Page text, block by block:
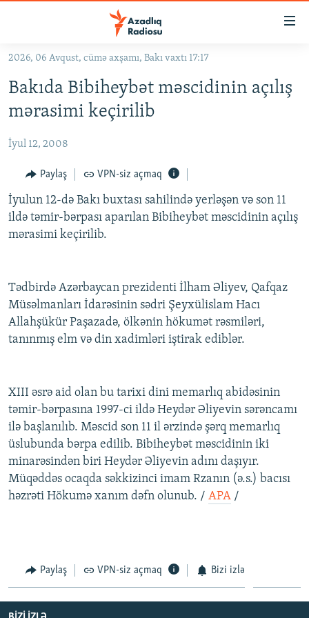
Əsas
qayıt
Əsas
qayıt
#ƏSLINDƏ
FƏRQƏ BAX
QANUNI DOĞRU
ARAŞDIRMA
FOTOQALEREYA
İNFOQRAFIKA
KARIKATURA
OXU ZALI
AZƏRBAYCAN ƏDƏBIYYATI KITABXANASI
İSLAM VƏ DEMOKRATIYA
HAQQIMIZDA
MISSIYAMIZ
PEŞƏ ETIKASI VƏ JURNALISTIKA STANDARTLARIMIZ
AZADLIQRADIOSU MOBIL TELEFONUNUZDA
BIZIMLƏ ƏLAQƏ
XƏBƏR BÜLLETENLƏRIMIZ
RFE/RL-in bütün saytları
2026, 06 Avqust, cümə axşamı, Bakı vaxtı 17:17
Bakıda Bibiheybət məscidinin açılış
mərasimi keçirilib
İyul 12, 2008
Paylaş VPN-siz açmaq
İyulun 12-də Bakı buxtası sahilində yerləşən və son 11
ildə təmir-bərpası aparılan Bibiheybət məscidinin açılış
mərasimi keçirilib.
Tədbirdə Azərbaycan prezidenti İlham Əliyev, Qafqaz
Müsəlmanları İdarəsinin sədri Şeyxülislam Hacı
Allahşükür Paşazadə, ölkənin hökumət rəsmiləri,
tanınmış elm və din xadimləri iştirak ediblər.
XIII əsrə aid olan bu tarixi dini memarlıq abidəsinin
təmir-bərpasına 1997-ci ildə Heydər Əliyevin sərəncamı
ilə başlanılıb. Məscid son 11 il ərzində şərq memarlıq
üslubunda bərpa edilib. Bibiheybət məscidinin iki
minarəsindən biri Heydər Əliyevin adını daşıyır.
Müqəddəs ocaqda səkkizinci imam Rzanın (ə.s.) bacısı
həzrəti Hökumə xanım dəfn olunub. / APA /
Paylaş VPN-siz açmaq Bizi izlə